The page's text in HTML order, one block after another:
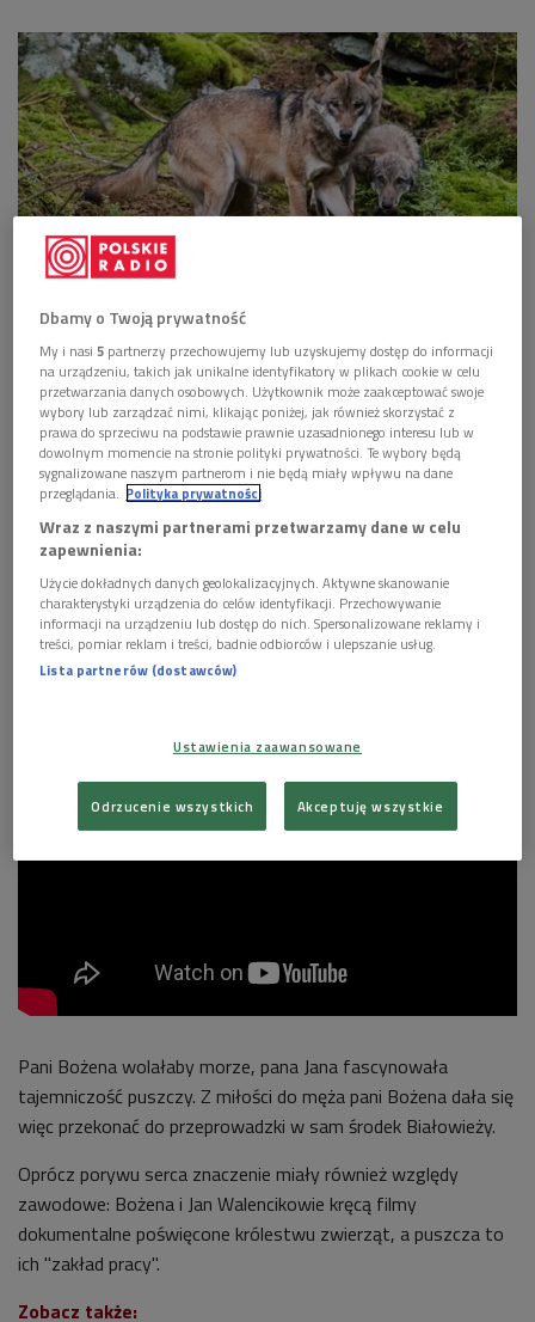
Zdjęcie ilustracyjne Foto: Vaclav Sebek/Shutterstock.com
POSŁUCHAJ
57:58
Mazurek słucha Bożeny i Jana Walencików. (Mazurek
słucha/Dwójka)
Oglądaj teraz
Pani Bożena wolałaby morze, pana Jana fascynowała
tajemniczość puszczy. Z miłości do męża pani Bożena dała się
więc przekonać do przeprowadzki w sam środek Białowieży.
Oprócz porywu serca znaczenie miały również względy
zawodowe: Bożena i Jan Walencikowie kręcą filmy
dokumentalne poświęcone królestwu zwierząt, a puszcza to
ich "zakład pracy".
Zobacz także:
Dbamy o Twoją prywatność
My i nasi5 partnerzy przechowujemy lub uzyskujemy dostęp do informacji
na urządzeniu, takich jak unikalne identyfikatory w plikach cookie w celu
przetwarzania danych osobowych. Użytkownik może zaakceptować swoje
wybory lub zarządzać nimi, klikając poniżej, jak również skorzystać z
prawa do sprzeciwu na podstawie prawnie uzasadnionego interesu lub w
dowolnym momencie na stronie polityki prywatności. Te wybory będą
sygnalizowane naszym partnerom i nie będą miały wpływu na dane
przeglądania. Polityka prywatności
Wraz z naszymi partnerami przetwarzamy dane w celu
zapewnienia:
Użycie dokładnych danych geolokalizacyjnych. Aktywne skanowanie
charakterystyki urządzenia do celów identyfikacji. Przechowywanie
informacji na urządzeniu lub dostęp do nich. Spersonalizowane reklamy i
treści, pomiar reklam i treści, badnie odbiorców i ulepszanie usług.
Lista partnerów (dostawców)
Ustawienia zaawansowane
Odrzucenie wszystkich Akceptuję wszystkie